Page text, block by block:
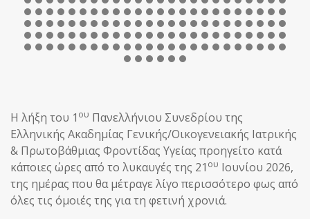
Η λήξη του 1 ου Πανελλήνιου Συνεδρίου της
Ελληνικής Ακαδημίας Γενικής/Οικογενειακής Ιατρικής
& Πρωτοβάθμιας Φροντίδας Υγείας προηγείτο κατά
κάποιες ώρες από το λυκαυγές της 21 ου Ιουνίου 2026,
της ημέρας που θα μέτραγε λίγο περισσότερο φως από
όλες τις όμοιές της για τη φετινή χρονιά.